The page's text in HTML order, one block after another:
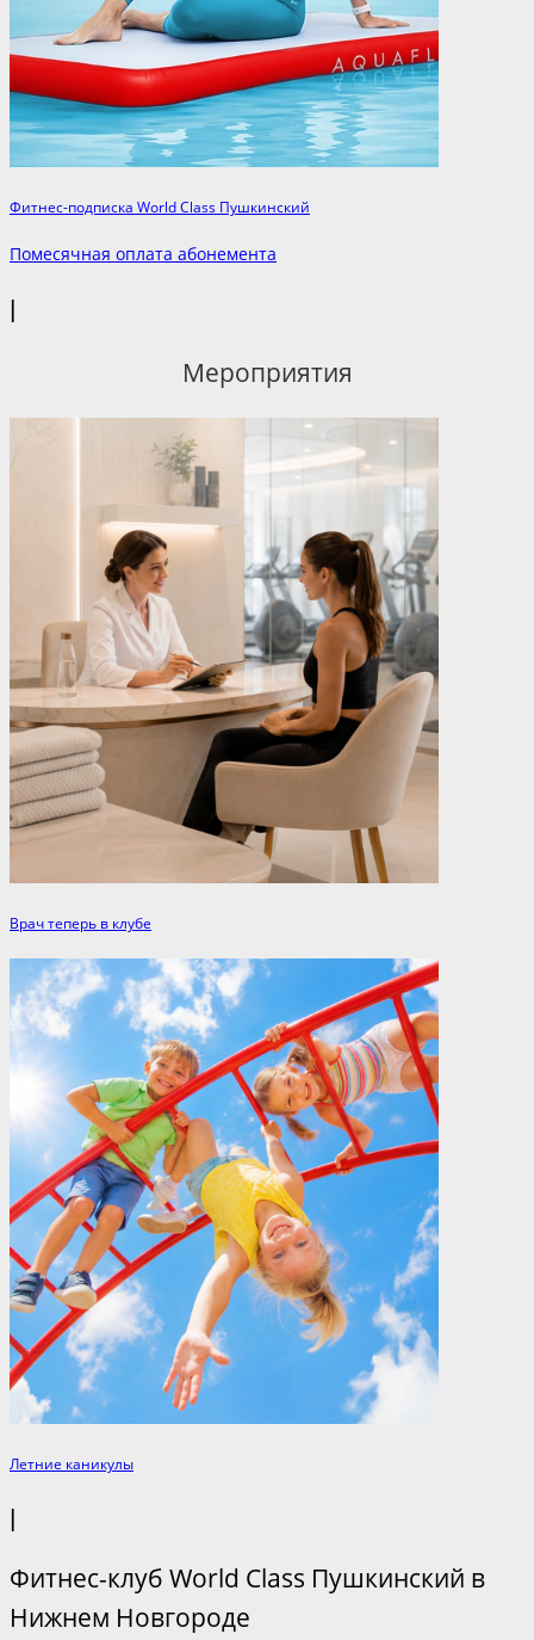
Фитнес-подписка World Class Пушкинский
Помесячная оплата абонемента
|
Мероприятия
Врач теперь в клубе
Летние каникулы
|
Фитнес-клуб World Class Пушкинский в
Нижнем Новгороде